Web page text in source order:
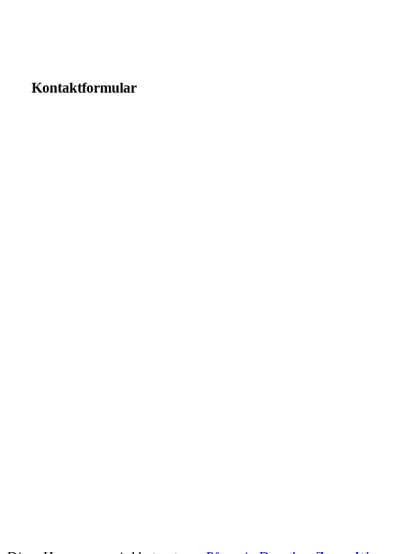
Kontaktformular